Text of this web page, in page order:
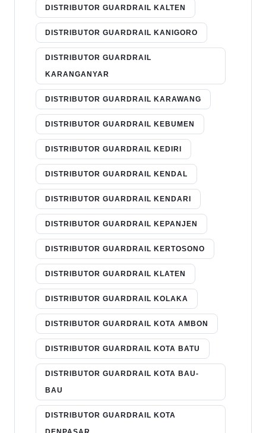
DISTRIBUTOR GUARDRAIL KALTEN
DISTRIBUTOR GUARDRAIL KANIGORO
DISTRIBUTOR GUARDRAIL
KARANGANYAR
DISTRIBUTOR GUARDRAIL KARAWANG
DISTRIBUTOR GUARDRAIL KEBUMEN
DISTRIBUTOR GUARDRAIL KEDIRI
DISTRIBUTOR GUARDRAIL KENDAL
DISTRIBUTOR GUARDRAIL KENDARI
DISTRIBUTOR GUARDRAIL KEPANJEN
DISTRIBUTOR GUARDRAIL KERTOSONO
DISTRIBUTOR GUARDRAIL KLATEN
DISTRIBUTOR GUARDRAIL KOLAKA
DISTRIBUTOR GUARDRAIL KOTA AMBON
DISTRIBUTOR GUARDRAIL KOTA BATU
DISTRIBUTOR GUARDRAIL KOTA BAU-
BAU
DISTRIBUTOR GUARDRAIL KOTA